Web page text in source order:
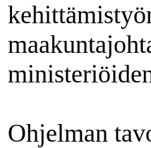
Ohjelman